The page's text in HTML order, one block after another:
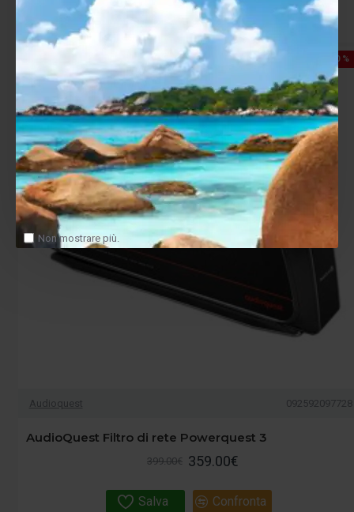
Non mostrare più.
Salva Confronta
-10 %
Audioquest 092592097728
AudioQuest Filtro di rete Powerquest 3
359.00€
399.00€
Salva Confronta